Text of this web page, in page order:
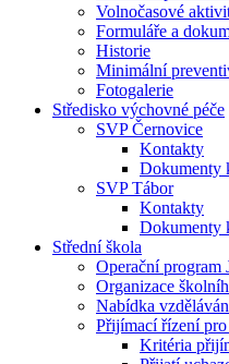
Volnočasové
Formuláře a
Historie
Minimální
Fotogalerie
Středisko výchovné péče
SVP Černovice
Kontakty
Dokumenty
SVP Tábor
Kontakty
Dokumenty
Střední škola
Operační program
Organizace
Nabídka
Přijímací řízení
Kritéria